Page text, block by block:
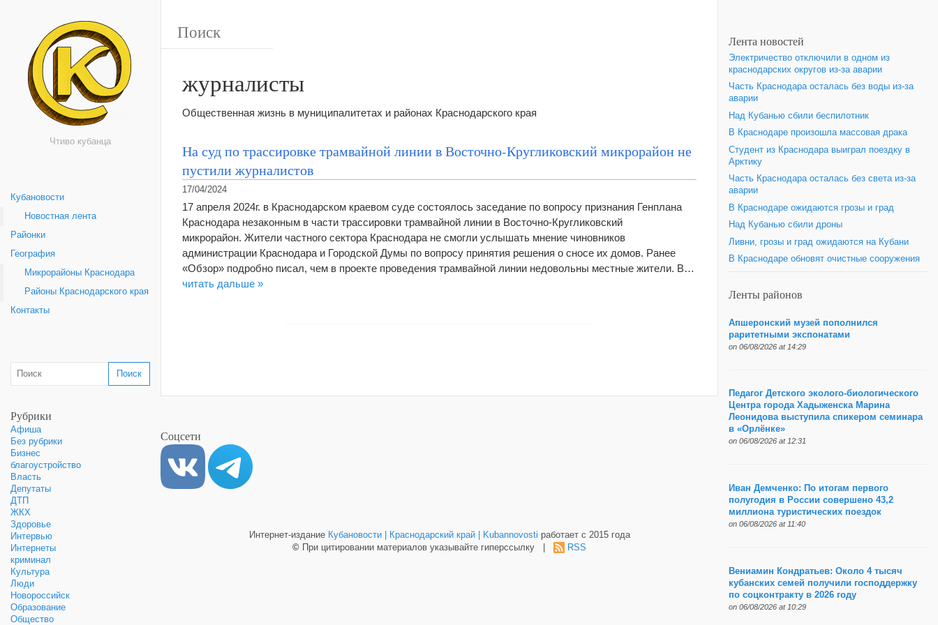
Чтиво кубанца
Кубановости
Новостная лента
Районки
География
Микрорайоны Краснодара
Районы Краснодарского края
Контакты
Рубрики
Афиша
Без рубрики
Бизнес
благоустройство
Власть
Депутаты
ДТП
ЖКХ
Здоровье
Интервью
Интернеты
криминал
Культура
Люди
Новороссийск
Образование
Общество
журналисты
Общественная жизнь в муниципалитетах и районах Краснодарского края
На суд по трассировке трамвайной линии в Восточно-Кругликовский микрорайон не
пустили журналистов
17/04/2024
17 апреля 2024г. в Краснодарском краевом суде состоялось заседание по вопросу признания Генплана
Краснодара незаконным в части трассировки трамвайной линии в Восточно-Кругликовский
микрорайон. Жители частного сектора Краснодара не смогли услышать мнение чиновников
администрации Краснодара и Городской Думы по вопросу принятия решения о сносе их домов. Ранее
«Обзор» подробно писал, чем в проекте проведения трамвайной линии недовольны местные жители. В…
читать дальше »
Лента новостей
Электричество отключили в одном из
краснодарских округов из-за аварии
Часть Краснодара осталась без воды из-за
аварии
Над Кубанью сбили беспилотник
В Краснодаре произошла массовая драка
Студент из Краснодара выиграл поездку в
Арктику
Часть Краснодара осталась без света из-за
аварии
В Краснодаре ожидаются грозы и град
Над Кубанью сбили дроны
Ливни, грозы и град ожидаются на Кубани
В Краснодаре обновят очистные сооружения
Ленты районов
Апшеронский музей пополнился
раритетными экспонатами
on 06/08/2026 at 14:29
Педагог Детского эколого-биологического
Центра города Хадыженска Марина
Леонидова выступила спикером семинара
в «Орлёнке»
on 06/08/2026 at 12:31
Иван Демченко: По итогам первого
полугодия в России совершено 43,2
миллиона туристических поездок
on 06/08/2026 at 11:40
Вениамин Кондратьев: Около 4 тысяч
кубанских семей получили господдержку
по соцконтракту в 2026 году
on 06/08/2026 at 10:29
Соцсети
Интернет-издание Кубановости | Краснодарский край | Kubannovosti работает с 2015 года
© При цитировании материалов указывайте гиперссылку | RSS